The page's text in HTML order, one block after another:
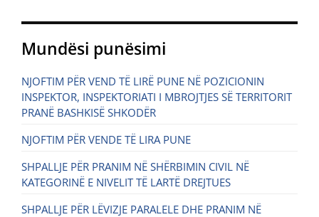
Mundësi punësimi
NJOFTIM PËR VEND TË LIRË PUNE NË POZICIONIN
INSPEKTOR, INSPEKTORIATI I MBROJTJES SË TERRITORIT
PRANË BASHKISË SHKODËR
NJOFTIM PËR VENDE TË LIRA PUNE
SHPALLJE PËR PRANIM NË SHËRBIMIN CIVIL NË
KATEGORINË E NIVELIT TË LARTË DREJTUES
SHPALLJE PËR LËVIZJE PARALELE DHE PRANIM NË